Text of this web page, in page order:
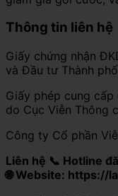
Thông tin liên hệ
Giấy chứng nhận
và Đầu tư Thành
Giấy phép cung
do Cục Viễn Thông
Công ty Cổ phần
Liên hệ 📞 Hotline
🌐 Website: https://